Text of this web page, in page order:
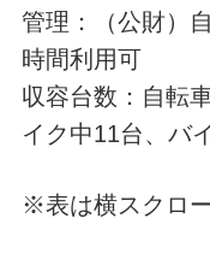
管理：（公財）
時間利用可
収容台数：自転
イク中11台、バ
※表は横スクロ